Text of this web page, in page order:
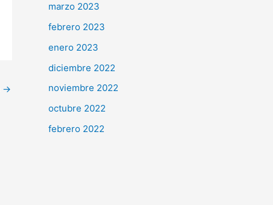
→
marzo 2023
febrero 2023
enero 2023
diciembre 2022
noviembre 2022
octubre 2022
febrero 2022